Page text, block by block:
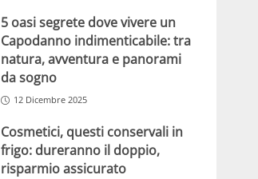
5 oasi segrete dove vivere un
Capodanno indimenticabile: tra
natura, avventura e panorami
da sogno
12 Dicembre 2025
Cosmetici, questi conservali in
frigo: dureranno il doppio,
risparmio assicurato